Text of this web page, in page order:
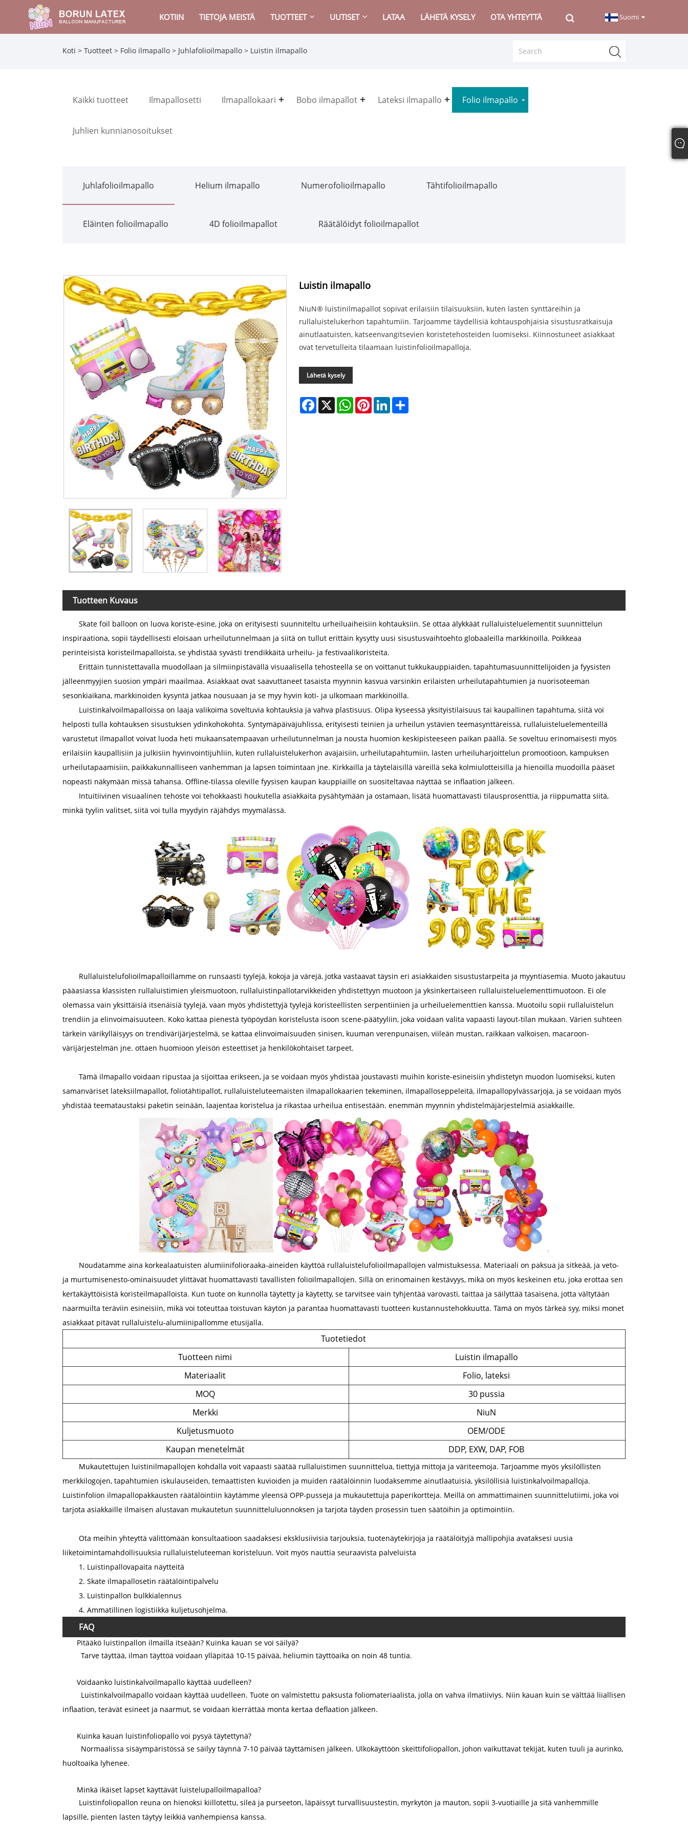
KOTIIN TIETOJA MEISTÄ TUOTTEET UUTISET LATAA LÄHETÄ KYSELY OTA YHTEYTTÄ Suomi
Koti > Tuotteet > Folio ilmapallo > Juhlafolioilmapallo > Luistin ilmapallo
Kaikki tuotteet Ilmapallosetti Ilmapallokaari Bobo ilmapallot Lateksi ilmapallo Folio ilmapallo
Juhlien kunnianosoitukset
Juhlafolioilmapallo Helium ilmapallo Numerofolioilmapallo Tähtifolioilmapallo
Eläinten folioilmapallo 4D folioilmapallot Räätälöidyt folioilmapallot
Luistin ilmapallo
NiuN® luistinilmapallot sopivat erilaisiin tilaisuuksiin, kuten lasten synttäreihin ja
rullaluistelukerhon tapahtumiin. Tarjoamme täydellisiä kohtauspohjaisia ​​sisustusratkaisuja
ainutlaatuisten, katseenvangitsevien koristetehosteiden luomiseksi. Kiinnostuneet asiakkaat
ovat tervetulleita tilaamaan luistinfolioilmapalloja.
Lähetä kysely
Facebook
X WhatsAppPinterestLinkedIn
Tuotteen Kuvaus
Skate foil balloon on luova koriste-esine, joka on erityisesti suunniteltu urheiluaiheisiin kohtauksiin. Se ottaa älykkäät rullaluisteluelementit suunnittelun
inspiraationa, sopii täydellisesti eloisaan urheilutunnelmaan ja siitä on tullut erittäin kysytty uusi sisustusvaihtoehto globaaleilla markkinoilla. Poikkeaa
perinteisistä koristeilmapalloista, se yhdistää syvästi trendikkäitä urheilu- ja festivaalikoristeita.
Erittäin tunnistettavalla muodollaan ja silmiinpistävällä visuaalisella tehosteella se on voittanut tukkukauppiaiden, tapahtumasuunnittelijoiden ja fyysisten
jälleenmyyjien suosion ympäri maailmaa. Asiakkaat ovat saavuttaneet tasaista myynnin kasvua varsinkin erilaisten urheilutapahtumien ja nuorisoteeman
sesonkiaikana, markkinoiden kysyntä jatkaa nousuaan ja se myy hyvin koti- ja ulkomaan markkinoilla.
Luistinkalvoilmapalloissa on laaja valikoima soveltuvia kohtauksia ja vahva plastisuus. Olipa kyseessä yksityistilaisuus tai kaupallinen tapahtuma, siitä voi
helposti tulla kohtauksen sisustuksen ydinkohokohta. Syntymäpäiväjuhlissa, erityisesti teinien ja urheilun ystävien teemasynttäreissä, rullaluisteluelementeillä
varustetut ilmapallot voivat luoda heti mukaansatempaavan urheilutunnelman ja nousta huomion keskipisteeseen paikan päällä. Se soveltuu erinomaisesti myös
erilaisiin kaupallisiin ja julkisiin hyvinvointijuhliin, kuten rullaluistelukerhon avajaisiin, urheilutapahtumiin, lasten urheiluharjoittelun promootioon, kampuksen
urheilutapaamisiin, paikkakunnalliseen vanhemman ja lapsen toimintaan jne. Kirkkailla ja täyteläisillä väreillä sekä kolmiulotteisilla ja hienoilla muodoilla pääset
nopeasti näkymään missä tahansa. Offline-tilassa oleville fyysisen kaupan kauppiaille on suositeltavaa näyttää se inflaation jälkeen.
Intuitiivinen visuaalinen tehoste voi tehokkaasti houkutella asiakkaita pysähtymään ja ostamaan, lisätä huomattavasti tilausprosenttia, ja riippumatta siitä,
minkä tyylin valitset, siitä voi tulla myydyin räjähdys myymälässä.
Rullaluistelufolioilmapalloillamme on runsaasti tyylejä, kokoja ja värejä, jotka vastaavat täysin eri asiakkaiden sisustustarpeita ja myyntiasemia. Muoto jakautuu
pääasiassa klassisten rullaluistimien yleismuotoon, rullaluistinpallotarvikkeiden yhdistettyyn muotoon ja yksinkertaiseen rullaluisteluelementtimuotoon. Ei ole
olemassa vain yksittäisiä itsenäisiä tyylejä, vaan myös yhdistettyjä tyylejä koristeellisten serpentiinien ja urheiluelementtien kanssa. Muotoilu sopii rullaluistelun
trendiin ja elinvoimaisuuteen. Koko kattaa pienestä työpöydän koristelusta isoon scene-päätyyliin, joka voidaan valita vapaasti layout-tilan mukaan. Värien suhteen
tärkein värikylläisyys on trendivärijärjestelmä, se kattaa elinvoimaisuuden sinisen, kuuman verenpunaisen, viileän mustan, raikkaan valkoisen, macaroon-
värijärjestelmän jne. ottaen huomioon yleisön esteettiset ja henkilökohtaiset tarpeet.
Tämä ilmapallo voidaan ripustaa ja sijoittaa erikseen, ja se voidaan myös yhdistää joustavasti muihin koriste-esineisiin yhdistetyn muodon luomiseksi, kuten
samanväriset lateksiilmapallot, foliotähtipallot, rullaluisteluteemaisten ilmapallokaarien tekeminen, ilmapalloseppeleitä, ilmapallopylvässarjoja, ja se voidaan myös
yhdistää teemataustaksi paketin seinään, laajentaa koristelua ja rikastaa urheilua entisestään. enemmän myynnin yhdistelmäjärjestelmiä asiakkaille.
Noudatamme aina korkealaatuisten alumiinifolioraaka-aineiden käyttöä rullaluistelufolioilmapallojen valmistuksessa. Materiaali on paksua ja sitkeää, ja veto-
ja murtumisenesto-ominaisuudet ylittävät huomattavasti tavallisten folioilmapallojen. Sillä on erinomainen kestävyys, mikä on myös keskeinen etu, joka erottaa sen
kertakäyttöisistä koristeilmapalloista. Kun tuote on kunnolla täytetty ja käytetty, se tarvitsee vain tyhjentää varovasti, taittaa ja säilyttää tasaisena, jotta vältytään
naarmuilta teräviin esineisiin, mikä voi toteuttaa toistuvan käytön ja parantaa huomattavasti tuotteen kustannustehokkuutta. Tämä on myös tärkeä syy, miksi monet
asiakkaat pitävät rullaluistelu-alumiinipallomme etusijalla.
Tuotetiedot
Tuotteen nimi
Luistin ilmapallo
Materiaalit
Folio, lateksi
MOQ
30 pussia
Merkki
NiuN
Kuljetusmuoto
OEM/ODE
Kaupan menetelmät
DDP, EXW, DAP, FOB
Mukautettujen luistinilmapallojen kohdalla voit vapaasti säätää rullaluistimen suunnittelua, tiettyjä mittoja ja väriteemoja. Tarjoamme myös yksilöllisten
merkkilogojen, tapahtumien iskulauseiden, temaattisten kuvioiden ja muiden räätälöinnin luodaksemme ainutlaatuisia, yksilöllisiä luistinkalvoilmapalloja.
Luistinfolion ilmapallopakkausten räätälöintiin käytämme yleensä OPP-pusseja ja mukautettuja paperikortteja. Meillä on ammattimainen suunnittelutiimi, joka voi
tarjota asiakkaille ilmaisen alustavan mukautetun suunnitteluluonnoksen ja tarjota täyden prosessin tuen säätöihin ja optimointiin.
Ota meihin yhteyttä välittömään konsultaatioon saadaksesi eksklusiivisia tarjouksia, tuotenäytekirjoja ja räätälöityjä mallipohjia avataksesi uusia
liiketoimintamahdollisuuksia rullaluisteluteeman koristeluun. Voit myös nauttia seuraavista palveluista
1. Luistinpallovapaita näytteitä
2. Skate ilmapallosetin räätälöintipalvelu
3. Luistinpallon bulkkialennus
4. Ammatillinen logistiikka kuljetusohjelma.
FAQ
Pitääkö luistinpallon ilmailla itseään? Kuinka kauan se voi säilyä?
Tarve täyttää, ilman täyttöä voidaan ylläpitää 10-15 päivää, heliumin täyttöaika on noin 48 tuntia.
Voidaanko luistinkalvoilmapallo käyttää uudelleen?
Luistinkalvoilmapallo voidaan käyttää uudelleen. Tuote on valmistettu paksusta foliomateriaalista, jolla on vahva ilmatiiviys. Niin kauan kuin se välttää liiallisen
inflaation, terävät esineet ja naarmut, se voidaan kierrättää monta kertaa deflaation jälkeen.
Kuinka kauan luistinfoliopallo voi pysyä täytettynä?
Normaalissa sisäympäristössä se säilyy täynnä 7-10 päivää täyttämisen jälkeen. Ulkokäyttöön skeittifoliopallon, johon vaikuttavat tekijät, kuten tuuli ja aurinko,
huoltoaika lyhenee.
Minkä ikäiset lapset käyttävät luistelupalloilmapalloa?
Luistinfoliopallon reuna on hienoksi kiillotettu, sileä ja purseeton, läpäissyt turvallisuustestin, myrkytön ja mauton, sopii 3-vuotiaille ja sitä vanhemmille
lapsille, pienten lasten täytyy leikkiä vanhempiensa kanssa.